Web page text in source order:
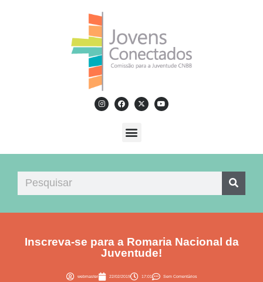
Inscreva-se para a Romaria Nacional da
Juventude!
webmaster 22/02/2019 17:01 Sem Comentários